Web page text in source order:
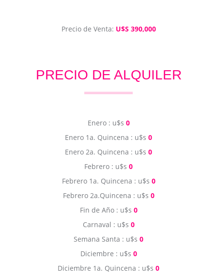
Precio de Venta: U$S 390,000
PRECIO DE ALQUILER
Enero : u$s 0
Enero 1a. Quincena : u$s 0
Enero 2a. Quincena : u$s 0
Febrero : u$s 0
Febrero 1a. Quincena : u$s 0
Febrero 2a.Quincena : u$s 0
Fin de Año : u$s 0
Carnaval : u$s 0
Semana Santa : u$s 0
Diciembre : u$s 0
Diciembre 1a. Quincena : u$s 0